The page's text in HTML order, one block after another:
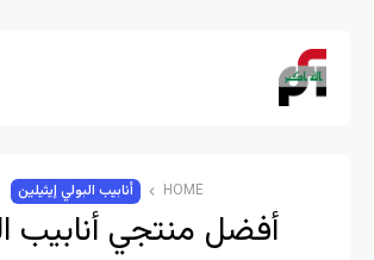
أنابيب البولي إيثيلين
أفضل منتجي أنابيب البولي